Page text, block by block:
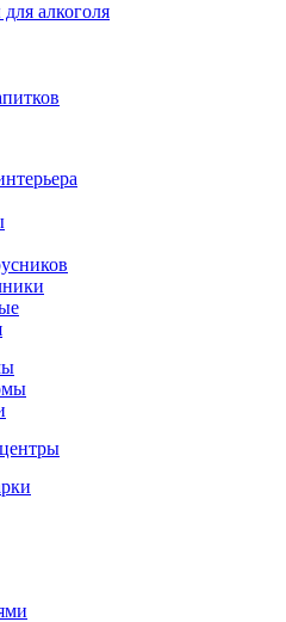
алкоголя